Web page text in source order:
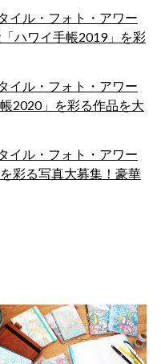
イル・フォト・アワー
ハワイ手帳2019」を彩
イル・フォト・アワー
2020」を彩る作品を大
イル・フォト・アワー
彩る写真大募集！豪華